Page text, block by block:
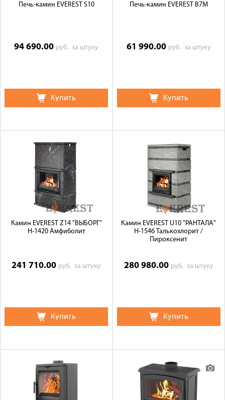
Печь-камин EVEREST S10
94 690.00 руб.за штуку
Купить
Печь-камин EVEREST B7M
61 990.00 руб. за штуку
Купить
Камин EVEREST Z14 "ВЫБОРГ"
Н-1420 Амфиболит
241 710.00 руб.за штуку
Купить
Камин EVEREST U10 "РАНТАЛА"
Н-1546 Талькохлорит /
Пироксенит
280 980.00 руб. за штуку
Купить